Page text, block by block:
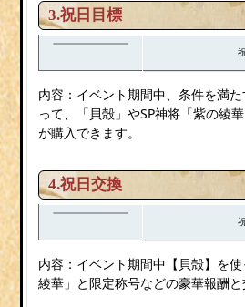
3.祝日目標
内容：イベント期間中、条件を満
って、「貝殻」やSP神将「紫の綾
が購入できます。
4.祝日交換
内容：イベント期間中【貝殻】を
綾華」と限定称号などの豪華報酬と